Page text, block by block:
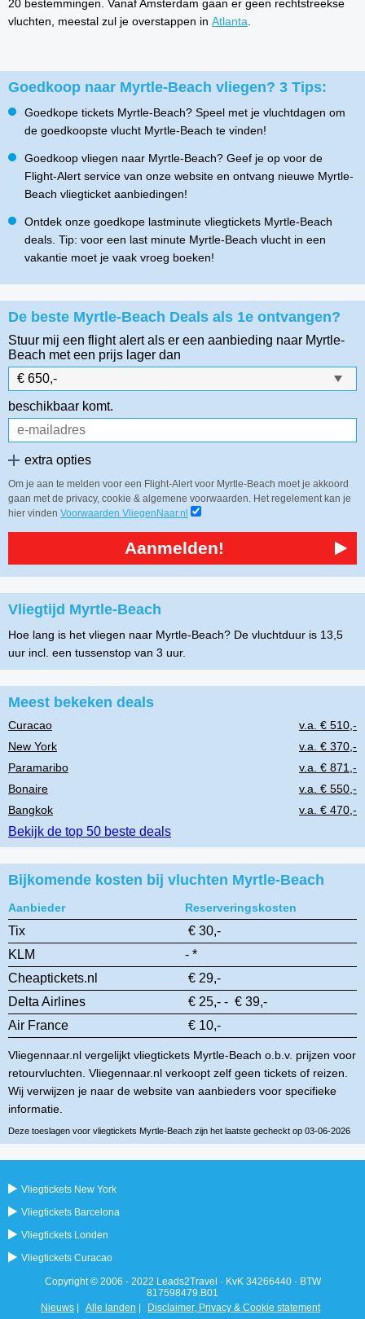
20 bestemmingen. Vanaf Amsterdam gaan er geen rechtstreekse
vluchten, meestal zul je overstappen in Atlanta.
Goedkoop naar Myrtle-Beach vliegen? 3 Tips:
Goedkope tickets Myrtle-Beach? Speel met je vluchtdagen om
de goedkoopste vlucht Myrtle-Beach te vinden!
Goedkoop vliegen naar Myrtle-Beach? Geef je op voor de
Flight-Alert service van onze website en ontvang nieuwe Myrtle-
Beach vliegticket aanbiedingen!
Ontdek onze goedkope lastminute vliegtickets Myrtle-Beach
deals. Tip: voor een last minute Myrtle-Beach vlucht in een
vakantie moet je vaak vroeg boeken!
De beste Myrtle-Beach Deals als 1e ontvangen?
Stuur mij een flight alert als er een aanbieding naar Myrtle-
Beach met een prijs lager dan
beschikbaar komt.
extra opties
Om je aan te melden voor een Flight-Alert voor Myrtle-Beach moet je akkoord
gaan met de privacy, cookie & algemene voorwaarden. Het regelement kan je
hier vinden Voorwaarden VliegenNaar.nl
Aanmelden!
Vliegtijd Myrtle-Beach
Hoe lang is het vliegen naar Myrtle-Beach? De vluchtduur is 13,5
uur incl. een tussenstop van 3 uur.
Meest bekeken deals
Curacao
v.a. € 510,-
New York
v.a. € 370,-
Paramaribo
v.a. € 871,-
Bonaire
v.a. € 550,-
Bangkok
v.a. € 470,-
Bekijk de top 50 beste deals
Bijkomende kosten bij vluchten Myrtle-Beach
Aanbieder Reserveringskosten
Tix
€ 30,-
KLM
- *
Cheaptickets.nl
€ 29,-
Delta Airlines
€ 25,- - € 39,-
Air France
€ 10,-
Vliegennaar.nl vergelijkt vliegtickets Myrtle-Beach o.b.v. prijzen voor
retourvluchten. Vliegennaar.nl verkoopt zelf geen tickets of reizen.
Wij verwijzen je naar de website van aanbieders voor specifieke
informatie.
Deze toeslagen voor vliegtickets Myrtle-Beach zijn het laatste gecheckt op 03-06-2026
Vliegtickets New York
Vliegtickets Barcelona
Vliegtickets Londen
Vliegtickets Curacao
Copyright © 2006 - 2022 Leads2Travel · KvK 34266440 · BTW
817598479.B01
Nieuws
Alle landen Disclaimer, Privacy & Cookie statement